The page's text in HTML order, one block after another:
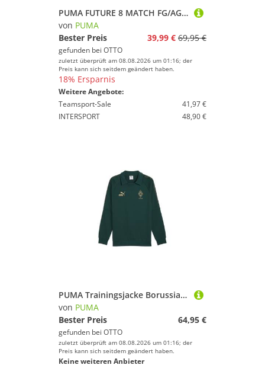
PUMA FUTURE 8 MATCH FG/AG JR Fußballschuh für Rasen- und Kunstrasenplätze, leichtes Mesh-Obermaterial
von PUMA
Bester Preis
39,99 € 69,95 €
gefunden bei OTTO
zuletzt überprüft am 08.08.2026 um 01:16; der
Preis kann sich seitdem geändert haben.
18% Ersparnis
Weitere Angebote:
Teamsport-Sale
41,97 €
INTERSPORT
48,90 €
PUMA Trainingsjacke Borussia Mönchengladbach KING Drill Top Herren
von PUMA
Bester Preis
64,95 €
gefunden bei OTTO
zuletzt überprüft am 08.08.2026 um 01:16; der
Preis kann sich seitdem geändert haben.
Keine weiteren Anbieter